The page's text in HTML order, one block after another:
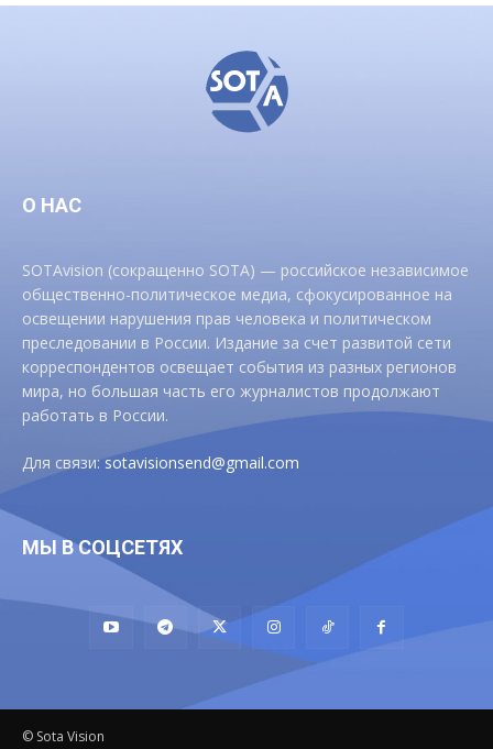
О НАС
SOTAvision (сокращенно SOTA) — российское независимое
общественно-политическое медиа, сфокусированное на
освещении нарушения прав человека и политическом
преследовании в России. Издание за счет развитой сети
корреспондентов освещает события из разных регионов
мира, но большая часть его журналистов продолжают
работать в России.
Для связи:sotavisionsend@gmail.com
МЫ В СОЦСЕТЯХ
© Sota Vision